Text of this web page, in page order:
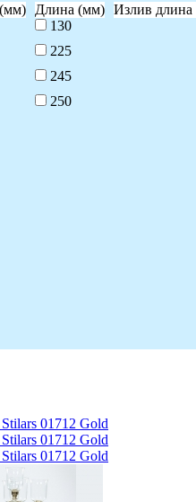
Длина (мм)
130
225
245
250
Излив